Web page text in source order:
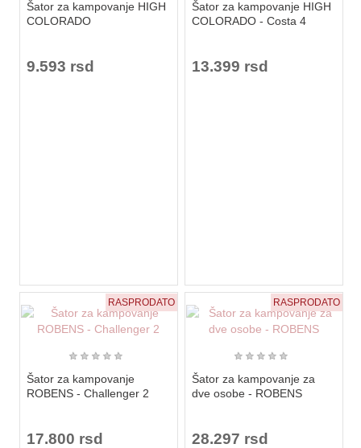
Šator za kampovanje HIGH
COLORADO
9.593 rsd
Šator za kampovanje HIGH
COLORADO - Costa 4
13.399 rsd
RASPRODATO
★ ★ ★ ★ ★
Šator za kampovanje
ROBENS - Challenger 2
17.800 rsd
RASPRODATO
★ ★ ★ ★ ★
Šator za kampovanje za
dve osobe - ROBENS
28.297 rsd